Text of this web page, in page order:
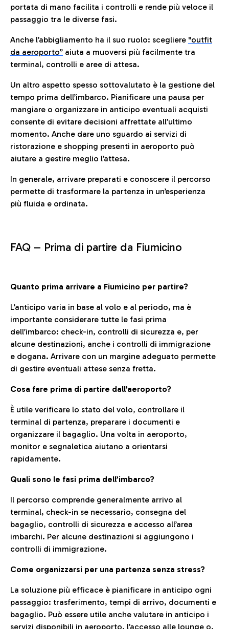
portata di mano facilita i controlli e rende più veloce il
passaggio tra le diverse fasi.
Anche l’abbigliamento ha il suo ruolo: scegliere "outfit
da aeroporto” aiuta a muoversi più facilmente tra
terminal, controlli e aree di attesa.
Un altro aspetto spesso sottovalutato è la gestione del
tempo prima dell’imbarco. Pianificare una pausa per
mangiare o organizzare in anticipo eventuali acquisti
consente di evitare decisioni affrettate all’ultimo
momento. Anche dare uno sguardo ai servizi di
ristorazione e shopping presenti in aeroporto può
aiutare a gestire meglio l’attesa.
In generale, arrivare preparati e conoscere il percorso
permette di trasformare la partenza in un’esperienza
più fluida e ordinata.
FAQ – Prima di partire da Fiumicino
Quanto prima arrivare a Fiumicino per partire?
L’anticipo varia in base al volo e al periodo, ma è
importante considerare tutte le fasi prima
dell’imbarco: check-in, controlli di sicurezza e, per
alcune destinazioni, anche i controlli di immigrazione
e dogana. Arrivare con un margine adeguato permette
di gestire eventuali attese senza fretta.
Cosa fare prima di partire dall’aeroporto?
È utile verificare lo stato del volo, controllare il
terminal di partenza, preparare i documenti e
organizzare il bagaglio. Una volta in aeroporto,
monitor e segnaletica aiutano a orientarsi
rapidamente.
Quali sono le fasi prima dell’imbarco?
Il percorso comprende generalmente arrivo al
terminal, check-in se necessario, consegna del
bagaglio, controlli di sicurezza e accesso all’area
imbarchi. Per alcune destinazioni si aggiungono i
controlli di immigrazione.
Come organizzarsi per una partenza senza stress?
La soluzione più efficace è pianificare in anticipo ogni
passaggio: trasferimento, tempi di arrivo, documenti e
bagaglio. Può essere utile anche valutare in anticipo i
servizi disponibili in aeroporto, l’accesso alle lounge o,